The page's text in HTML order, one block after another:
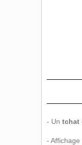
- Un tchat
- Affichage